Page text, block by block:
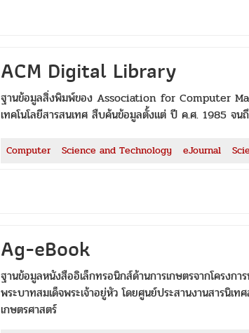
ACM Digital Library
ฐานข้อมูลสิ่งพิมพ์ของ Association for Computer
เทคโนโลยีสารสนเทศ สืบค้นข้อมูลตั้งแต่ ปี ค.ศ. 1985 จน
Computer Science and Technology eJournal
Ag-eBook
ฐานข้อมูลหนังสืออิเล็กทรอนิกส์ด้านการเกษตรจากโครงกา
พระบาทสมเด็จพระเจ้าอยู่หัว โดยศูนย์ประสานงานสารนิเ
เกษตรศาสตร์